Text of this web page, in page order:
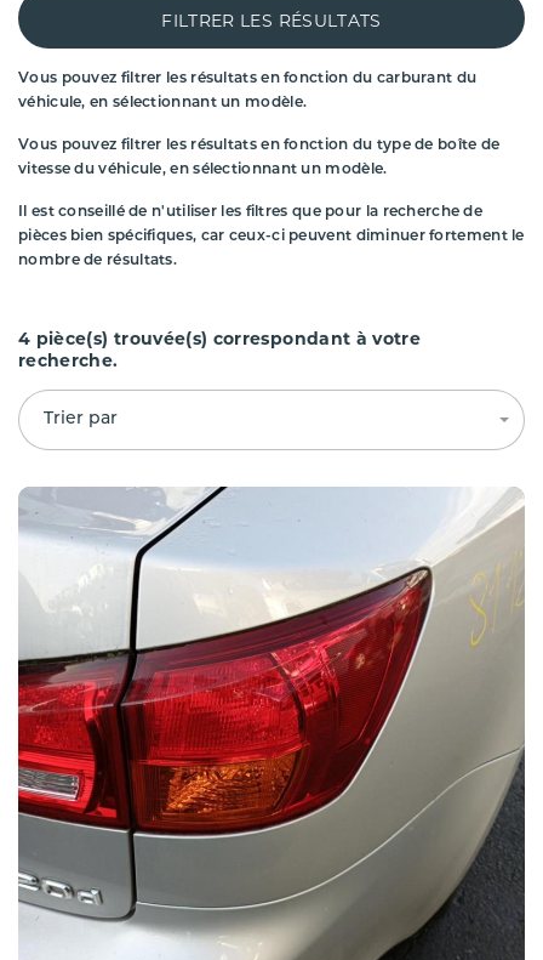
FILTRER LES RÉSULTATS
Vous pouvez filtrer les résultats en fonction du carburant du
véhicule, en sélectionnant un modèle.
Vous pouvez filtrer les résultats en fonction du type de boîte de
vitesse du véhicule, en sélectionnant un modèle.
Il est conseillé de n'utiliser les filtres que pour la recherche de
pièces bien spécifiques, car ceux-ci peuvent diminuer fortement le
nombre de résultats.
4 pièce(s) trouvée(s) correspondant à votre
recherche.
Trier par